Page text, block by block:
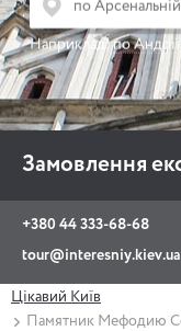
Наприклад:по
Замовлення
+380 44 333-68-68
tour@interesniy.kiev.ua
+380 68
з 10.00
Viber
Цікавий Київ
Памятник Мефодию